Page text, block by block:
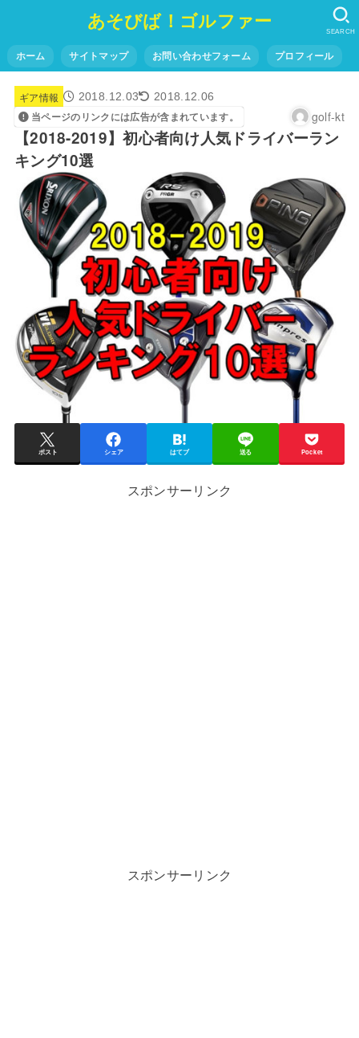
あそびば！ゴルファー
ホーム サイトマップ お問い合わせフォーム プロフィール
SEARCH
ギア情報 2018.12.03 2018.12.06
当ページのリンクには広告が含まれています。 golf-kt
【2018-2019】初心者向け人気ドライバーラン
キング10選
ポスト シェア はてブ 送る Pocket
スポンサーリンク
スポンサーリンク